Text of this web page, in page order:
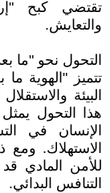
تقتضي كبح
والتعايش.
التحول نحو "ما
تتميز "الهوية ما
البيئة
هذا التحول
الإنسان في
الاستهلاك.
للأمن المادي
التنافس البدائي.